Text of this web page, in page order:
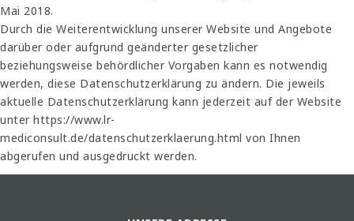
Mai 2018.
Durch die Weiterentwicklung unserer Website und Angebote
darüber oder aufgrund geänderter gesetzlicher
beziehungsweise behördlicher Vorgaben kann es notwendig
werden, diese Datenschutzerklärung zu ändern. Die jeweils
aktuelle Datenschutzerklärung kann jederzeit auf der Website
unter https://www.lr-
mediconsult.de/datenschutzerklaerung.html von Ihnen
abgerufen und ausgedruckt werden.